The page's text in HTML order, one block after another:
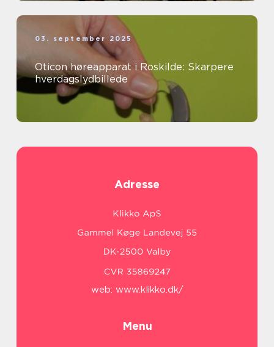
03. september 2025
Oticon høreapparat i Roskilde: Skarpere
hverdagslydbillede
Adresse
web: www.klikko.dk/
Menu